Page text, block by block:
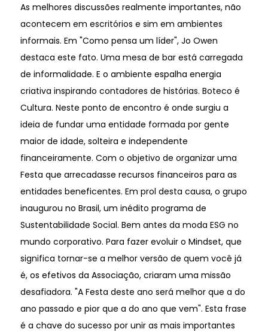
As melhores discussões realmente importantes, não
acontecem em escritórios e sim em ambientes
informais. Em "Como pensa um líder", Jo Owen
destaca este fato. Uma mesa de bar está carregada
de informalidade. E o ambiente espalha energia
criativa inspirando contadores de histórias. Boteco é
Cultura. Neste ponto de encontro é onde surgiu a
ideia de fundar uma entidade formada por gente
maior de idade, solteira e independente
financeiramente. Com o objetivo de organizar uma
Festa que arrecadasse recursos financeiros para as
entidades beneficentes. Em prol desta causa, o grupo
inaugurou no Brasil, um inédito programa de
Sustentabilidade Social. Bem antes da moda ESG no
mundo corporativo. Para fazer evoluir o Mindset, que
significa tornar-se a melhor versão de quem você já
é, os efetivos da Associação, criaram uma missão
desafiadora. "A Festa deste ano será melhor que a do
ano passado e pior que a do ano que vem". Esta frase
é a chave do sucesso por unir as mais importantes